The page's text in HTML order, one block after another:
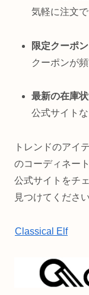
気軽に注文で
限定クーポ
クーポンが
最新の在庫状
公式サイト
トレンドのアイ
のコーディネー
公式サイトをチ
見つけてください
Classical Elf